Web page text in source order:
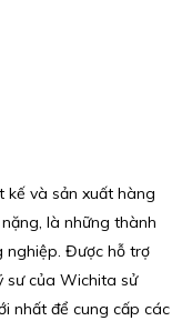
và sản xuất hàng
là những thành
nghiệp. Được hỗ trợ
sư của Wichita sử
nhất để cung cấp các